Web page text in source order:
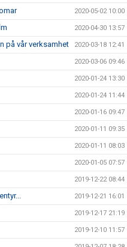
2020-05-02 10:00
2020-04-30 13:57
på vår verksamhet 2020-03-18 12:41
2020-03-06 09:46
2020-01-24 13:30
2020-01-24 11:44
2020-01-16 09:47
2020-01-11 09:35
2020-01-11 08:03
2020-01-05 07:57
2019-12-22 08:44
2019-12-21 16:01
2019-12-17 21:19
2019-12-10 11:57